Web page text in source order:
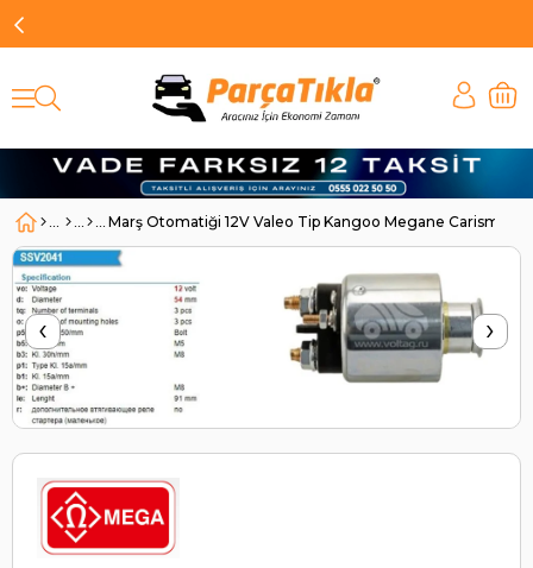
Marş Otomatiği 12V Valeo Tip Kangoo Megane Carisma
‹ ›